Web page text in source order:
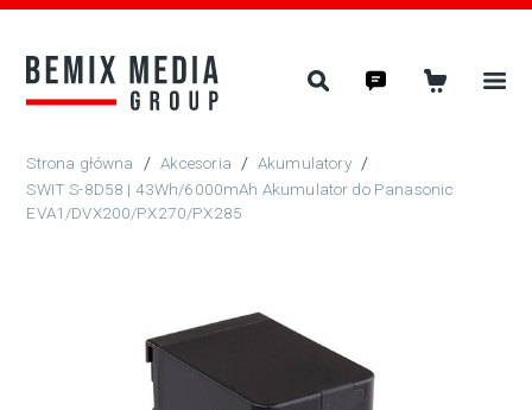
/ Akcesoria / Akumulatory/
SWIT S-8D58 | 43Wh/6000mAh Akumulator do Panasonic
EVA1/DVX200/PX270/PX285